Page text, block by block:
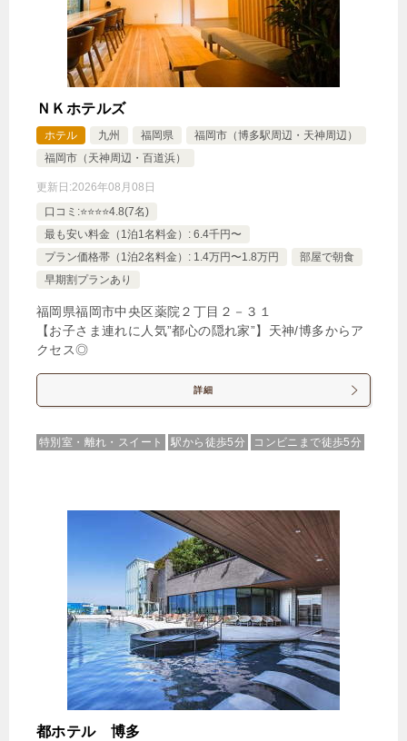
1泊大人1名合計（税込）
10,938円
【選べるお部屋と価格】
10,938円
ファミリーフォース62平米/ダブルベ
ッド４台/２ベッドルーム
15,094円ガーデンテラス付スイートツイン
【早割・じゃらん限定】15日前まで予約可能★早め
の予約でお得に旅行を楽しもう♪
15:00-
ファミリーフォース62平米/ダブルベッド４台/２ベ
1泊大人1名合計（税込）
12,396円
【選べるお部屋と価格】
12,396円ファミリーフォース62平米/ダブルベ
ＮＫホテルズ
ホテル 九州 福岡県
福岡市（博多駅周辺・天神周辺）
福岡市（天神周辺・百道浜）
更新日:2026年08月08日
口コミ:⭐️⭐️⭐️⭐️4.8(7名)
最も安い料金（1泊1名料金）: 6.4千円〜
プラン価格帯（1泊2名料金）: 1.4万円〜1.8万円
部屋で朝食
早期割プランあり
福岡県福岡市中央区薬院２丁目２－３１
【お子さま連れに人気”都心の隠れ家”】天神/博多からア
クセス◎
詳細
特別室・離れ・スイート 駅から徒歩5分 コンビニまで徒歩5分
都ホテル 博多